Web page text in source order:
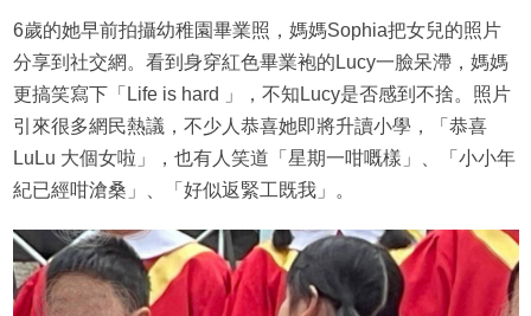
6歲的她早前拍攝幼稚園畢業照，媽媽Sophia把女兒的照片
分享到社交網。看到身穿紅色畢業袍的Lucy一臉呆滯，媽媽
更搞笑寫下「Life is hard 」，不知Lucy是否感到不捨。照片
引來很多網民熱議，不少人恭喜她即將升讀小學，「恭喜
LuLu 大個女啦」，也有人笑道「星期一咁嘅樣」、「小小年
紀已經咁滄桑」、「好似返緊工既我」。